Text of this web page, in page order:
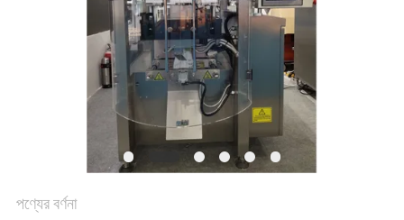
SITEMAP
পণ্যের বর্ণনা